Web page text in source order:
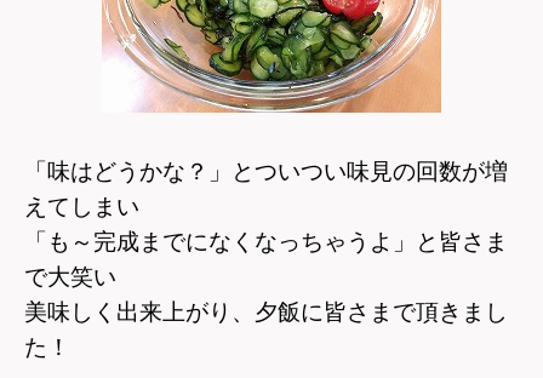
「味はどうかな？」とついつい味見の回数が増
えてしまい
「も～完成までになくなっちゃうよ」と皆さま
で大笑い
美味しく出来上がり、夕飯に皆さまで頂きまし
た！